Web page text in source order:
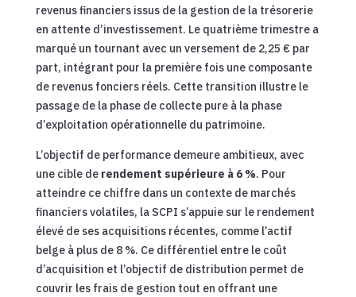
revenus financiers issus de la gestion de la trésorerie
en attente d’investissement. Le quatrième trimestre a
marqué un tournant avec un versement de 2,25 € par
part, intégrant pour la première fois une composante
de revenus fonciers réels. Cette transition illustre le
passage de la phase de collecte pure à la phase
d’exploitation opérationnelle du patrimoine.
L’objectif de performance demeure ambitieux, avec
une cible de rendement supérieure à 6 %. Pour
atteindre ce chiffre dans un contexte de marchés
financiers volatiles, la SCPI s’appuie sur le rendement
élevé de ses acquisitions récentes, comme l’actif
belge à plus de 8 %. Ce différentiel entre le coût
d’acquisition et l’objectif de distribution permet de
couvrir les frais de gestion tout en offrant une